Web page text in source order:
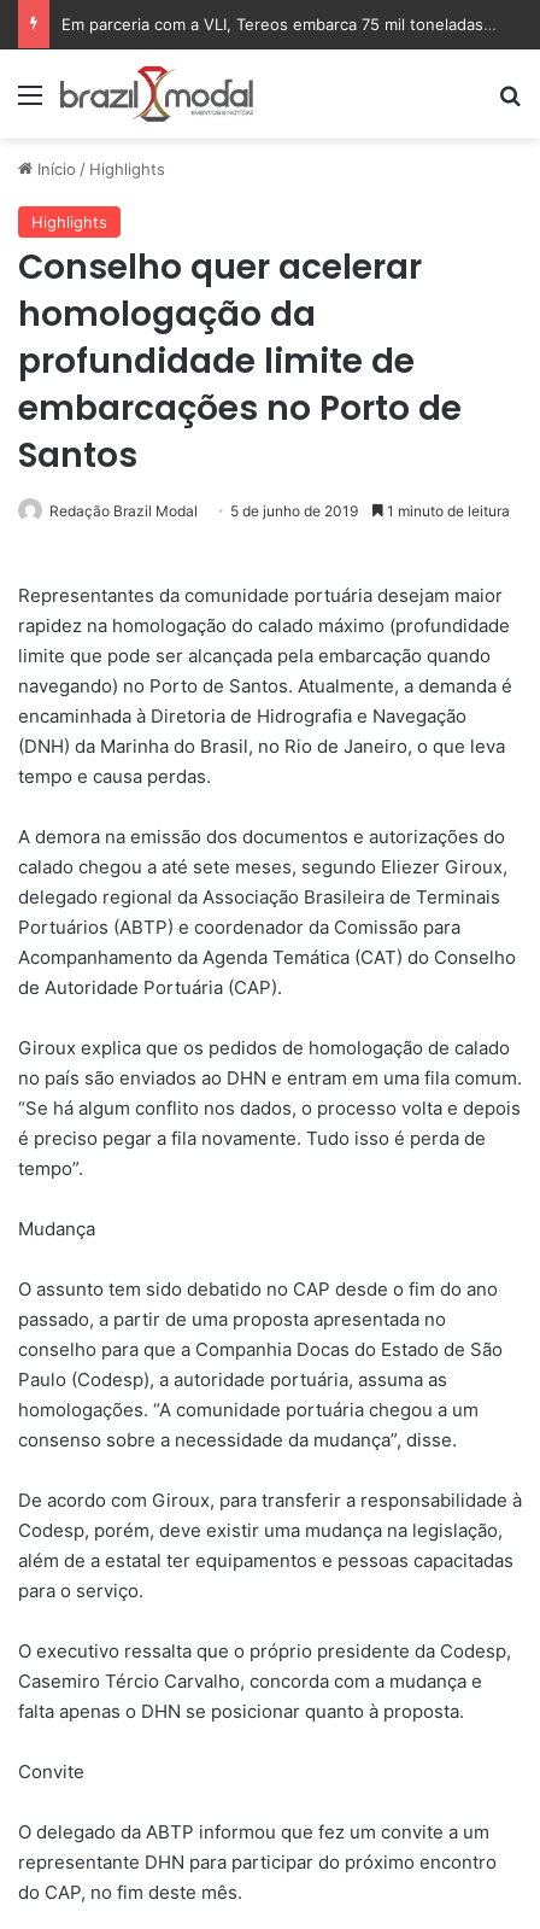
Em parceria com a VLI, Tereos embarca 75 mil toneladas de açúcar VHP para a China
Menu
Início / Highlights
Highlights
Conselho quer acelerar
homologação da
profundidade limite de
embarcações no Porto de
Santos
Redação Brazil Modal 5 de junho de 2019 1 minuto de leitura
Representantes da comunidade portuária desejam maior
rapidez na homologação do calado máximo (profundidade
limite que pode ser alcançada pela embarcação quando
navegando) no Porto de Santos. Atualmente, a demanda é
encaminhada à Diretoria de Hidrografia e Navegação
(DNH) da Marinha do Brasil, no Rio de Janeiro, o que leva
tempo e causa perdas.
A demora na emissão dos documentos e autorizações do
calado chegou a até sete meses, segundo Eliezer Giroux,
delegado regional da Associação Brasileira de Terminais
Portuários (ABTP) e coordenador da Comissão para
Acompanhamento da Agenda Temática (CAT) do Conselho
de Autoridade Portuária (CAP).
Giroux explica que os pedidos de homologação de calado
no país são enviados ao DHN e entram em uma fila comum.
“Se há algum conflito nos dados, o processo volta e depois
é preciso pegar a fila novamente. Tudo isso é perda de
tempo”.
Mudança
O assunto tem sido debatido no CAP desde o fim do ano
passado, a partir de uma proposta apresentada no
conselho para que a Companhia Docas do Estado de São
Paulo (Codesp), a autoridade portuária, assuma as
homologações. “A comunidade portuária chegou a um
consenso sobre a necessidade da mudança”, disse.
De acordo com Giroux, para transferir a responsabilidade à
Codesp, porém, deve existir uma mudança na legislação,
além de a estatal ter equipamentos e pessoas capacitadas
para o serviço.
O executivo ressalta que o próprio presidente da Codesp,
Casemiro Tércio Carvalho, concorda com a mudança e
falta apenas o DHN se posicionar quanto à proposta.
Convite
O delegado da ABTP informou que fez um convite a um
representante DHN para participar do próximo encontro
do CAP, no fim deste mês.